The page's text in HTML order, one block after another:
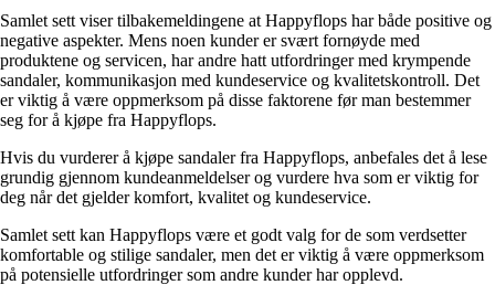
Samlet sett viser tilbakemeldingene at Happyflops har både positive og
negative aspekter. Mens noen kunder er svært fornøyde med
produktene og servicen, har andre hatt utfordringer med krympende
sandaler, kommunikasjon med kundeservice og kvalitetskontroll. Det
er viktig å være oppmerksom på disse faktorene før man bestemmer
seg for å kjøpe fra Happyflops.
Hvis du vurderer å kjøpe sandaler fra Happyflops, anbefales det å lese
grundig gjennom kundeanmeldelser og vurdere hva som er viktig for
deg når det gjelder komfort, kvalitet og kundeservice.
Samlet sett kan Happyflops være et godt valg for de som verdsetter
komfortable og stilige sandaler, men det er viktig å være oppmerksom
på potensielle utfordringer som andre kunder har opplevd.